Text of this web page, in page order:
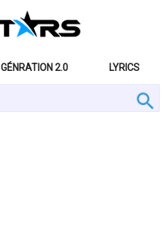
GÉNRATION 2.0 LYRICS